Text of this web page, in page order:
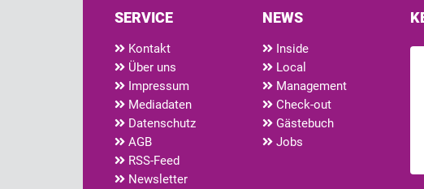
SERVICE
Kontakt
Über uns
Impressum
Mediadaten
Datenschutz
AGB
RSS-Feed
Newsletter
NEWS
Inside
Local
Management
Check-out
Gästebuch
Jobs